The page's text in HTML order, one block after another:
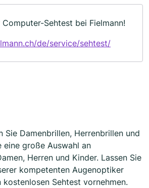
Computer-Sehtest bei Fielmann!
de/service/sehtest/
Sie Damenbrillen, Herrenbrillen und
eine große Auswahl an
Herren und Kinder. Lassen Sie
kompetenten Augenoptiker
kostenlosen Sehtest vornehmen.